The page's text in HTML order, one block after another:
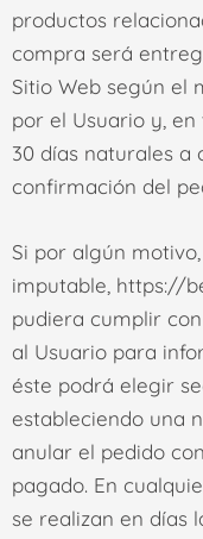
productos
compra será
Sitio Web según el
por el Usuario y,
30 días naturales a
confirmación del
Si por algún
imputable, https://
pudiera cumplir
al Usuario para
éste podrá elegir
estableciendo una
anular el pedido
pagado. En
se realizan en días